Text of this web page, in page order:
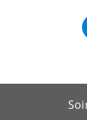
Aller au menu